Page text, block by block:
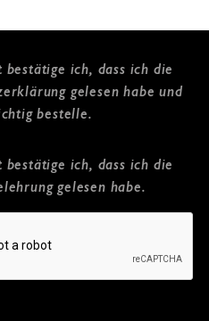
ich, dass ich die
gelesen habe und
bestelle.
ich, dass ich die
gelesen habe.